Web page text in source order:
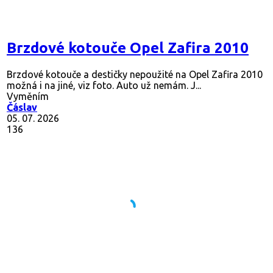
Brzdové kotouče Opel Zafira 2010
Brzdové kotouče a destičky nepoužité na Opel Zafira 2010
možná i na jiné, viz foto. Auto už nemám. J...
Vyměním
Čáslav
05. 07. 2026
136